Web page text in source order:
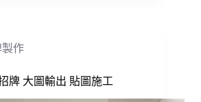
作
牌 大圖輸出 貼圖施工